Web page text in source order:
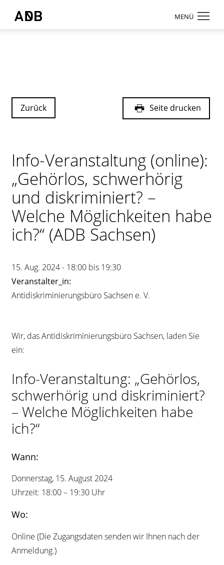
MENÜ
Beratung
↗ Nadis
Über uns
Leichte
Zurück Seite drucken
Info-Veranstaltung (online):
„Gehörlos, schwerhörig
und diskriminiert? –
Welche Möglichkeiten habe
ich?“ (ADB Sachsen)
15. Aug. 2024 - 18:00 bis 19:30
Veranstalter_in:
Antidiskriminierungsbüro Sachsen e. V.
Wir, das Antidiskriminierungsbüro Sachsen, laden Sie
ein:
Info-Veranstaltung: „Gehörlos,
schwerhörig und diskriminiert?
– Welche Möglichkeiten habe
ich?“
Wann:
Donnerstag, 15. August 2024
Uhrzeit: 18:00 – 19:30 Uhr
Wo:
Online (Die Zugangsdaten senden wir Ihnen nach der
Anmeldung.)